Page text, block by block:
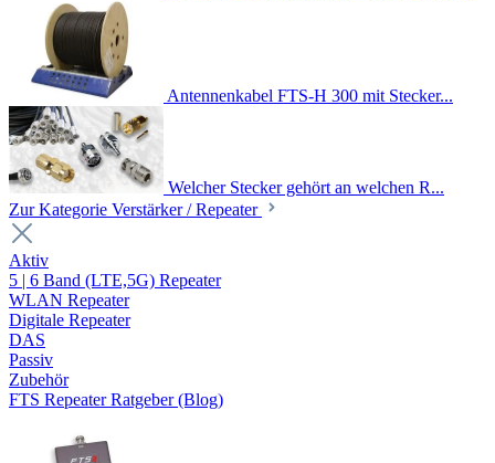
Antennenkabel FTS-H 300 mit Stecker...
Welcher Stecker gehört an welchen R...
Zur Kategorie Verstärker / Repeater
Aktiv
5 | 6 Band (LTE,5G) Repeater
WLAN Repeater
Digitale Repeater
DAS
Passiv
Zubehör
FTS Repeater Ratgeber (Blog)